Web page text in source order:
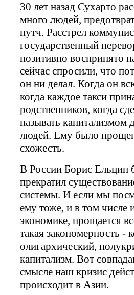
30 лет назад Сухарто
много людей,
путч. Расстрел
государственный
позитивно воспринято
сейчас спросили, что
он ни делал. Когда он
когда каждое такси
родственников, когда
называть капитализмом
людей. Ему было
схожесть.
В России Борис Ельцин
прекратил
системы. И если мы
ему тоже, и в том
экономике, прощается
такая закономерность -
олигархический,
капитализм. Вот
смысле наш кризис
происходит в Азии.